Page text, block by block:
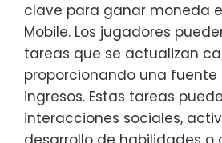
clave para ganar moneda
Mobile. Los jugadores
tareas que se actualizan
proporcionando una
ingresos. Estas tareas
interacciones sociales,